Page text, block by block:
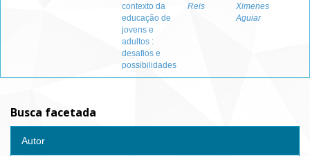
contexto da
educação de
jovens e
adultos :
desafios e
possibilidades
Reis
Ximenes
Aguiar
Busca facetada
Autor